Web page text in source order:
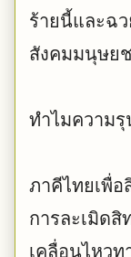
ร้ายนี้และฉ
สังคมมนุษย
ทำไมความ
ภาคีไทยเพื่
การละเมิด
เคลื่อนไหว